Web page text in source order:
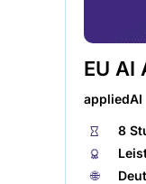
EU AI
appliedAI
⏱
8
🏅︎
🌐︎